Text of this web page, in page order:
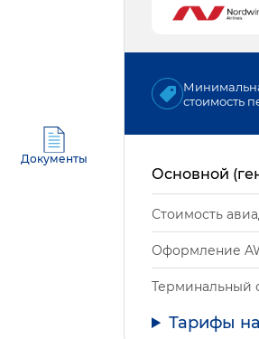
Документы
стоимость
Основной
Стоимость
Оформление
Терминальный
Тарифы